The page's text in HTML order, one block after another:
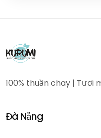
100% thuần chay | Tươi
Đà Nẵng